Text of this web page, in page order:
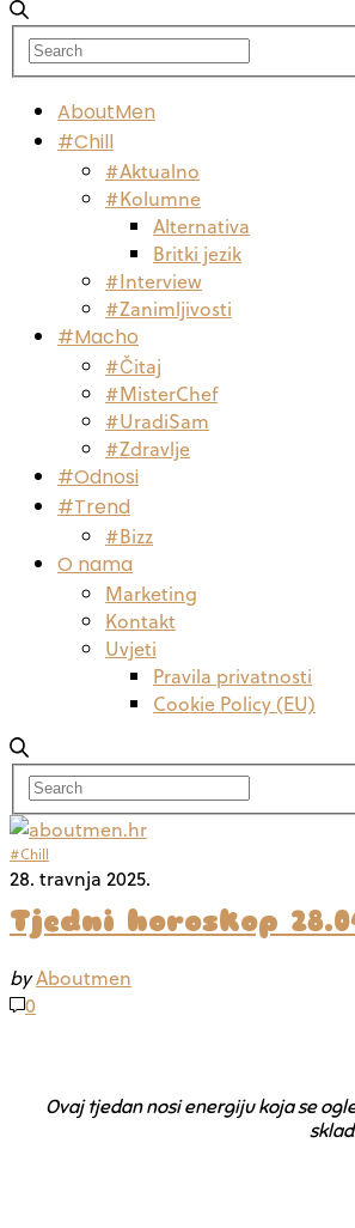
AboutMen
#Chill
#Aktualno
#Kolumne
Alternativa
Britki jezik
#Interview
#Zanimljivosti
#Macho
#Čitaj
#MisterChef
#UradiSam
#Zdravlje
#Odnosi
#Trend
#Bizz
O nama
Marketing
Kontakt
Uvjeti
Pravila privatnosti
Cookie Policy (EU)
#Chill
28. travnja 2025.
Tjedni horoskop
byAboutmen
0
Ovaj tjedan nosi energiju koja se